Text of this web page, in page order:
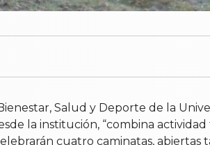
Salud y Deporte de la
la institución, “combina
cuatro caminatas,